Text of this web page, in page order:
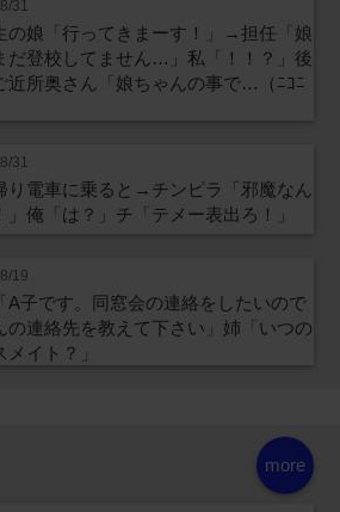
31
の娘「行ってきまーす！」→担任「娘
だ登校してません…」私「！！？」後
近所奥さん「娘ちゃんの事で…（ﾆｺﾆ
31
り電車に乗ると→チンピラ「邪魔なん
」俺「は？」チ「テメー表出ろ！」
19
A子です。同窓会の連絡をしたいので
の連絡先を教えて下さい」姉「いつの
メイト？」
more